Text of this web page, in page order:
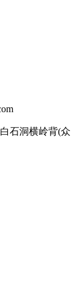
石洞横岭背(众